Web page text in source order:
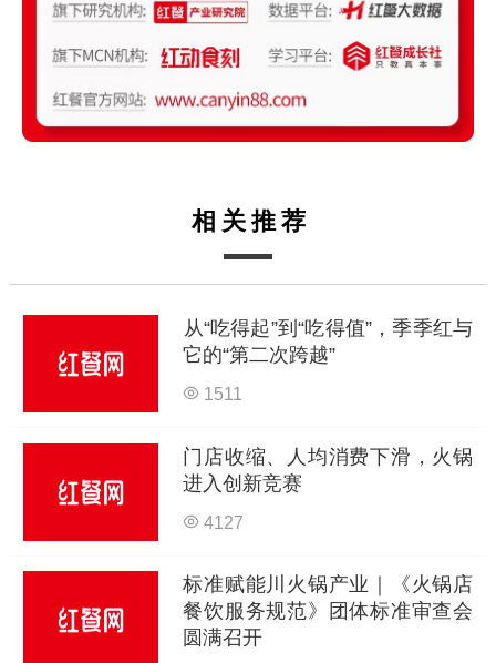
相关推荐
从“吃得起”到“吃得值”，季季红与
它的“第二次跨越”
1511
门店收缩、人均消费下滑，火锅
进入创新竞赛
4127
标准赋能川火锅产业｜《火锅店
餐饮服务规范》团体标准审查会
圆满召开